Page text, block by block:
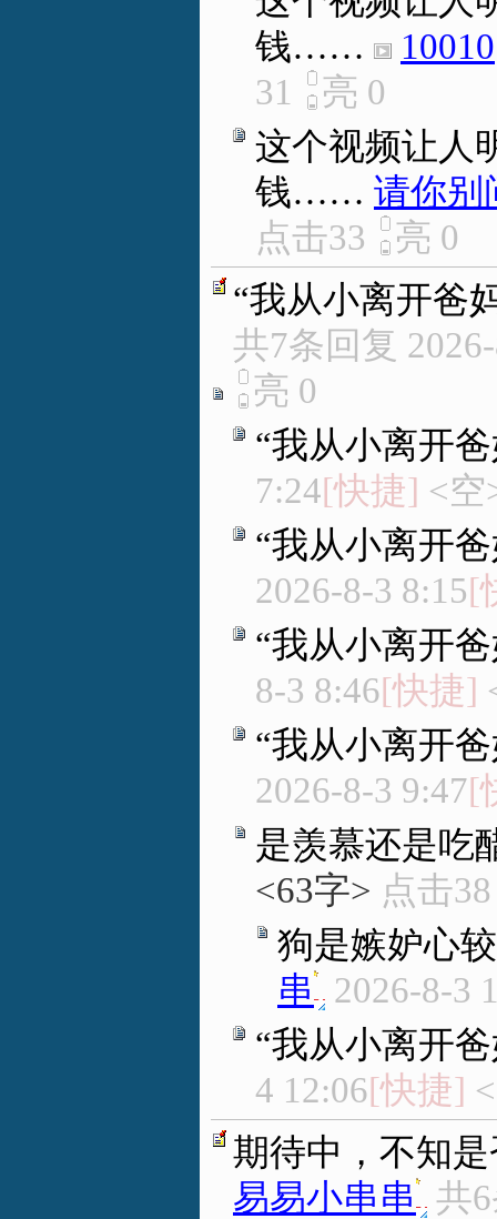
钱……
10010
31
亮 0
这个视频让人
钱…… 请你别
点击33
亮 0
“我从小离开
共7条回复
亮 0
“我从小离开
7:24[快捷] <
“我从小离开
2026-8-3 8:15[
“我从小离开
8-3 8:46[快捷]
“我从小离开
2026-8-3 9:47[
是羡慕还是吃
<63字> 点击
狗是嫉妒心
串. 2026-8-3
“我从小离开
4 12:06[快捷]
期待中，不知
易易小串串. 共